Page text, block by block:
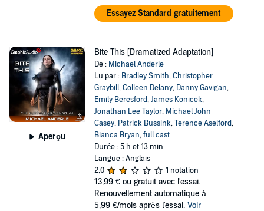
Essayez Standard gratuitement
Aperçu
Bite This [Dramatized Adaptation]
De : Michael Anderle
Lu par : Bradley Smith,Christopher
Graybill,Colleen Delany, Danny Gavigan,
Emily Beresford,James Konicek,
Jonathan Lee Taylor, Michael John
Casey, Patrick Bussink,Terence Aselford,
Bianca Bryan,full cast
Durée : 5 h et 13 min
Langue : Anglais
2,0
1 notation
13,99 € ou gratuit avec l'essai.
Renouvellement automatique à
5,99 €/mois après l'essai. Voir